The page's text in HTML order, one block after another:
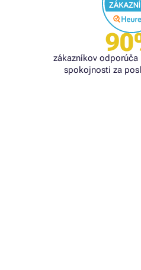
zákazníkov
spokojnosti za